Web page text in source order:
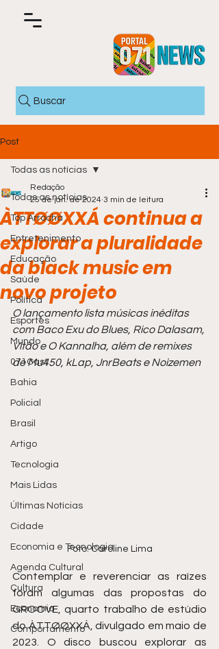
Buscar
Post
Todas as notícias
Top Arrocha
Entretenimento
Educação
Saúde
Política
Esportes
Mundo
071Cast
Bahia
Policial
Brasil
Artigo
Tecnologia
Mais Lidas
Últimas Notícias
Cidade
Economia e Tecnologia
Agenda Cultural
Cultura
Economia
Comportamento
Todas as notícias
ÀTTØØXXÁ continua a
explorar a pluralidade
da black music em
novo projeto
Redação
25 de jan. de 2024 3 min de leitura
O lançamento lista músicas inéditas
com Baco Exu do Blues, Rico Dalasam,
Vitão e O Kannalha, além de remixes
de Mu450, kLap, JnrBeats e Noizemen
Foto: Caroline Lima
Contemplar e reverenciar as raízes
foram algumas das propostas do
GROOVE, quarto trabalho de estúdio
do ÀTTØØXXÁ, divulgado em maio de
2023. O disco buscou explorar as